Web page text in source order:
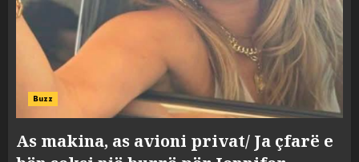
Buzz
As makina, as avioni privat/ Ja çfarë e